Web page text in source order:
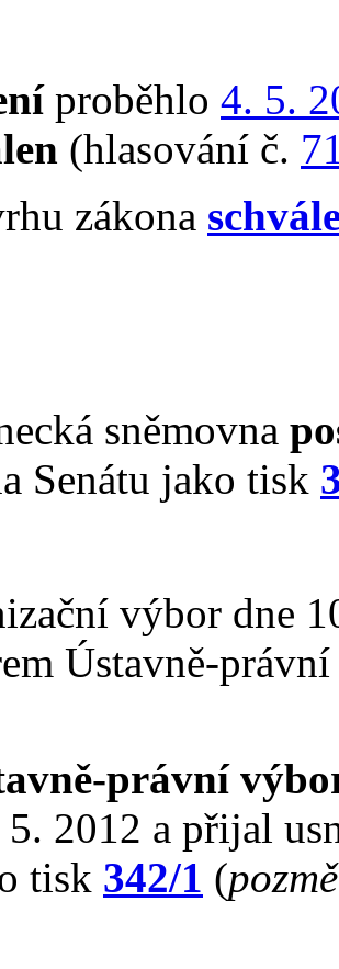
proběhlo 4. 5.
(hlasování č.
zákona
sněmovna
Senátu jako tisk
výbor dne
Ústavně-
právní
5. 2012 a přijal
tisk 342/1 (